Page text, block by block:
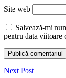
Site web
Salvează-mi
pentru data viitoare
Next Post